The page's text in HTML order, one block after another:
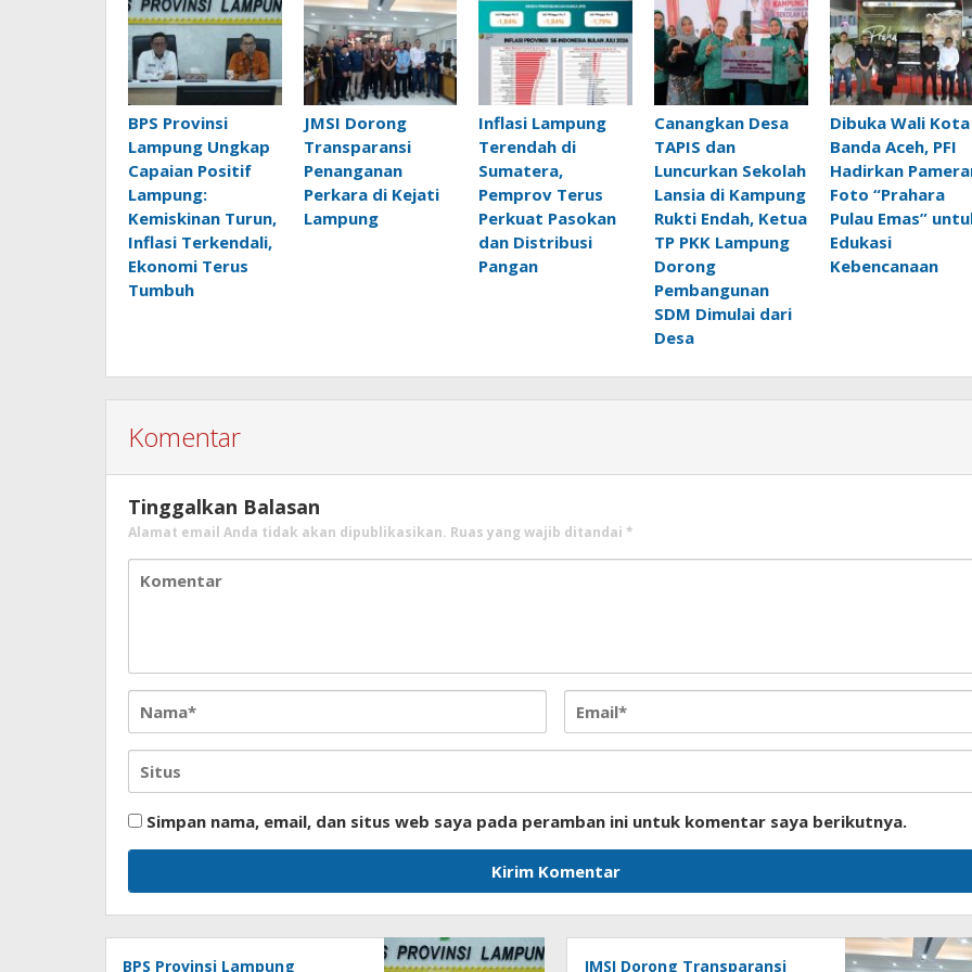
BPS Provinsi
Lampung Ungkap
Capaian Positif
Lampung:
Kemiskinan Turun,
Inflasi Terkendali,
Ekonomi Terus
Tumbuh
JMSI Dorong
Transparansi
Penanganan
Perkara di Kejati
Lampung
Inflasi Lampung
Terendah di
Sumatera,
Pemprov Terus
Perkuat Pasokan
dan Distribusi
Pangan
Canangkan Desa
TAPIS dan
Luncurkan Sekolah
Lansia di Kampung
Rukti Endah, Ketua
TP PKK Lampung
Dorong
Pembangunan
SDM Dimulai dari
Desa
Dibuka Wali Kota
Banda Aceh, PFI
Hadirkan
Foto “Prahara
Pulau Emas”
Edukasi
Kebencanaan
Komentar
Tinggalkan Balasan
Alamat email Anda tidak akan dipublikasikan. Ruas yang wajib ditandai *
Simpan nama, email, dan situs web saya pada peramban ini untuk komentar saya berikutnya.
BPS Provinsi Lampung JMSI Dorong Transparansi